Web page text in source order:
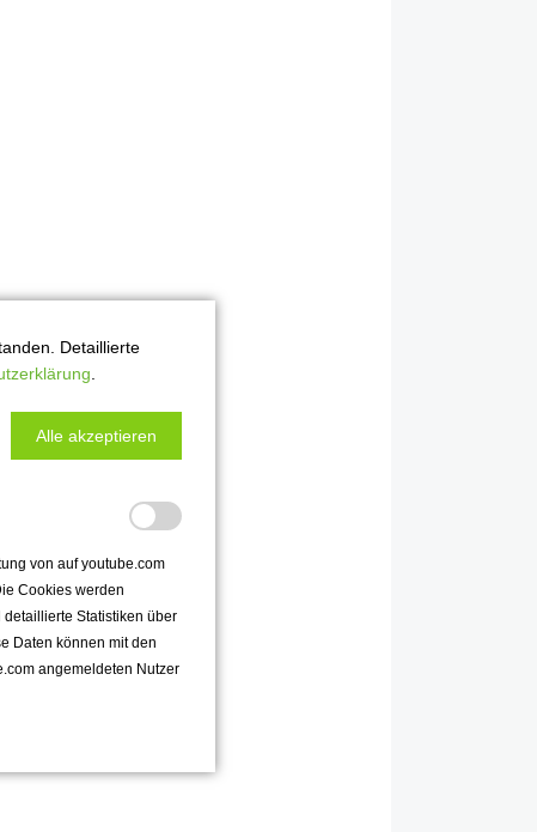
Detaillierte
Alle akzeptieren
von auf youtube.com
Cookies werden
Statistiken über
Daten können mit den
angemeldeten Nutzer